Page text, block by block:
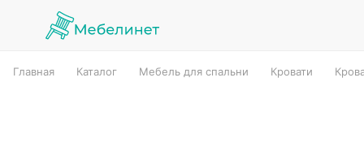
Главная Каталог Мебель для спальни Кровати